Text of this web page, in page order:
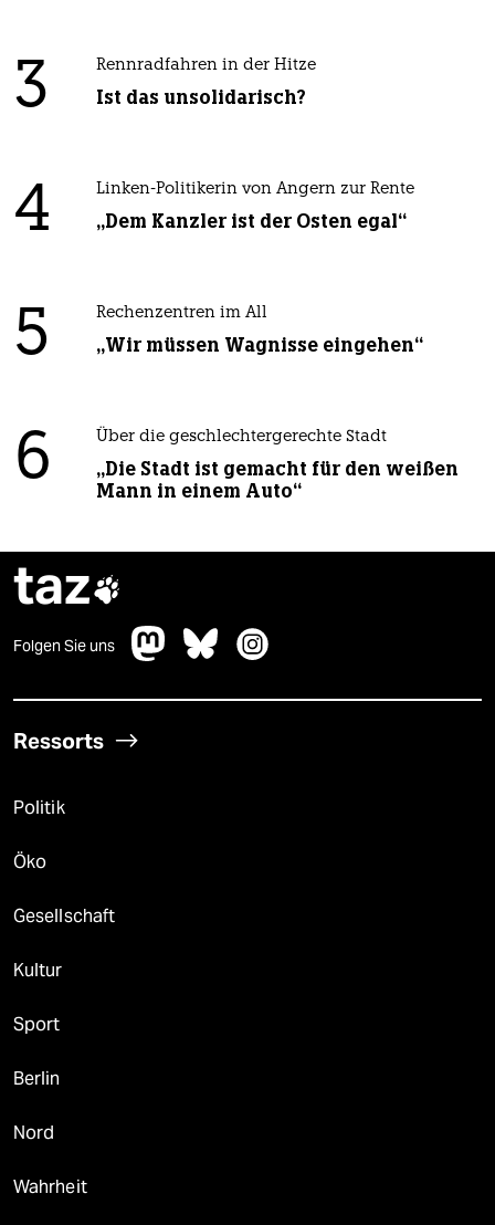
3 Rennradfahren in der Hitze
Ist das unsolidarisch?
4 Linken-Politikerin von Angern zur Rente
„Dem Kanzler ist der Osten egal“
5 Rechenzentren im All
„Wir müssen Wagnisse eingehen“
6 Über die geschlechtergerechte Stadt
„Die Stadt ist gemacht für den weißen
Mann in einem Auto“
taz
Folgen Sie uns
Ressorts
Politik
Öko
Gesellschaft
Kultur
Sport
Berlin
Nord
Wahrheit